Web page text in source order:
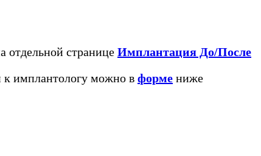
отдельной странице Имплантация До/После
к имплантологу можно в форме ниже